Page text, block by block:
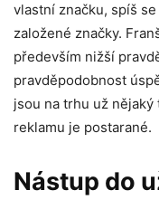
vlastní značku, spíš
založené značky.
především nižší
pravděpodobnost
jsou na trhu už
reklamu je postarané.
Nástup do